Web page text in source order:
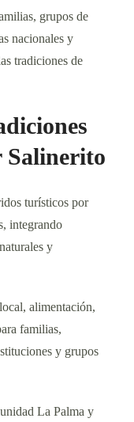
grupos de
nacionales y
tradiciones de
Salinerito
turísticos por
integrando
y
alimentación,
familias,
y grupos
La Palma y